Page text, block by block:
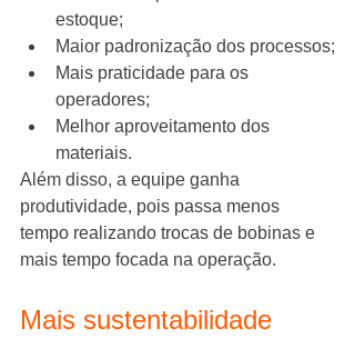
estoque;
Maior padronização dos processos;
Mais praticidade para os
operadores;
Melhor aproveitamento dos
materiais.
Além disso, a equipe ganha
produtividade, pois passa menos
tempo realizando trocas de bobinas e
mais tempo focada na operação.
Mais sustentabilidade